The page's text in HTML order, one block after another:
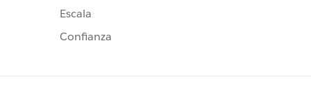
Escala
Confianza